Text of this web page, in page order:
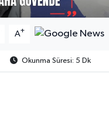
A+
Okunma Süresi: 5 Dk